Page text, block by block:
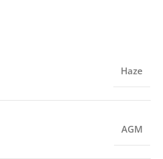
Haze
AGM